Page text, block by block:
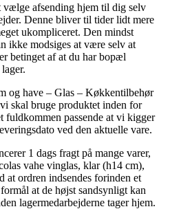
afsending hjem til dig selv
Denne bliver til tider lidt mere
ukompliceret. Den mindst
ikke modsiges at være selv at
betinget af at du har bopæl
og have – Glas – Køkkentilbehør
skal bruge produktet inden for
fuldkommen passende at vi kigger
ved den aktuelle vare.
1 dags fragt på mange varer,
vahe vinglas, klar (h14 cm),
at ordren indsendes forinden et
at de højst sandsynligt kan
lagermedarbejderne tager hjem.